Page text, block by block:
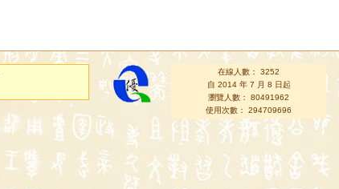
在線人數： 3252
自 2014 年 7 月 8 日起
瀏覽人數： 80491962
使用次數： 294709696